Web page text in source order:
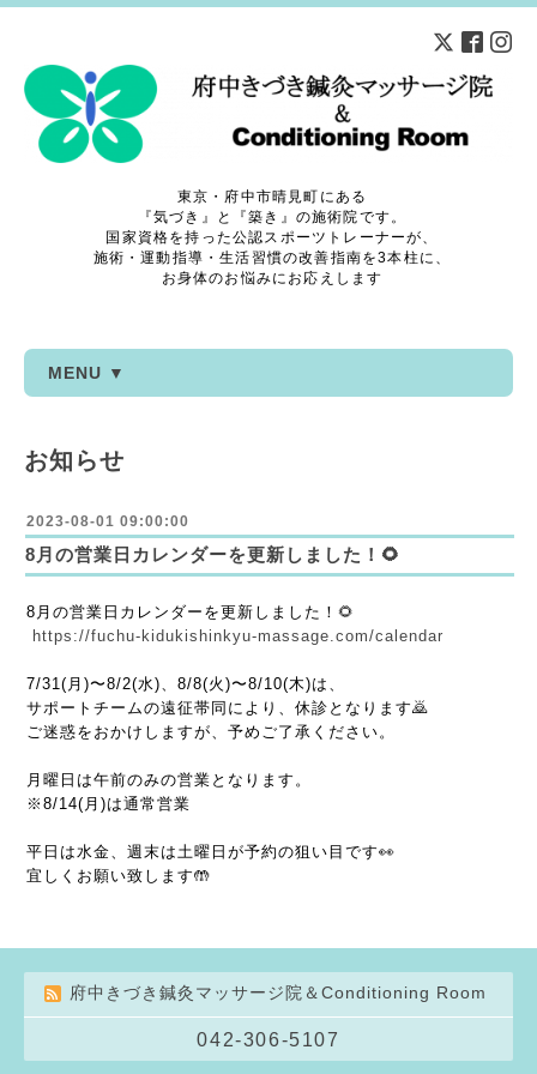
東京・府中市晴見町にある
『気づき』と『築き』の施術院です。
国家資格を持った公認スポーツトレーナーが、
施術・運動指導・生活習慣の改善指南を3本柱に、
お身体のお悩みにお応えします
MENU ▼
お知らせ
2023-08-01 09:00:00
8月の営業日カレンダーを更新しました！🌻
8月の営業日カレンダーを更新しました！🌻
https://fuchu-kidukishinkyu-massage.com/calendar
7/31(月)〜8/2(水)、8/8(火)〜8/10(木)は、
サポートチームの遠征帯同により、休診となります🙇
ご迷惑をおかけしますが、予めご了承ください。
月曜日は午前のみの営業となります。
※8/14(月)は通常営業
平日は水金、週末は土曜日が予約の狙い目です👀
宜しくお願い致します🤲
府中きづき鍼灸マッサージ院＆Conditioning Room
042-306-5107